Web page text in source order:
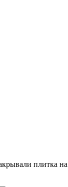
плитка на